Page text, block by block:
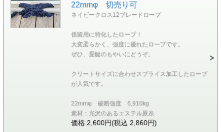
22mmφ 切売り可
ネイビークロス12ブレードロープ
係留用に特化したロープ！
大変柔らかく、強度に優れたロープです。
ぜひ、愛艇のもやいにどうぞ。
クリートサイズに合わせスプライス加工したロープ
が人気です。
22mmφ 破断強度 6,910kg
素材：光沢のあるエステル原糸
価格:2,600円(税込 2,860円)